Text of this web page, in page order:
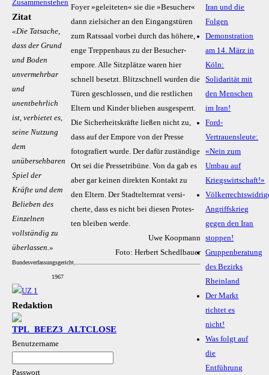
Zitat
«Die Tatsache,
dass der Grund
und Boden
unvermehrbar
und
unentbehrlich
ist, verbietet es,
seine Nutzung
dem
unübersehbaren
Spiel der
Kräfte und dem
Belieben des
Einzelnen
vollständig zu
überlassen.»
Bundesverfassungsgericht,
1967
Redaktion
Benutzername
Passwort
Foyer »gelei­teten« sie die »Besucher«
dann ziel­sicher an den Ein­gangs­tü­ren
zum Rats­saal vorbei durch das höhere,
enge Trep­pen­haus zu der Besucher­
empore. Alle Sitz­plätze waren hier
schnell besetzt. Blitz­schnell wurden die
Türen geschlos­sen, und die rest­lichen
Eltern und Kinder blieben ausge­sperrt.
Die Sicher­heits­kräfte ließen nicht zu,
dass auf der Empore von der Presse
foto­gra­fiert wurde. Der dafür zustän­dige
Ort sei die Presse­tribüne. Von da gab es
aber gar keinen direk­ten Kontakt zu
den Eltern. Der Stadt­eltern­rat versi­
cherte, dass es nicht bei diesen Protes­
ten bleiben werde.
Uwe Koopmann
Foto: Herbert Schedlbauer
Iran und die
Folgen
Demonstration
am 14. März in
Köln:
Solidarität mit
den Menschen
im Iran!
Ford-
Vertrauensleute:
«Nein zum
Umbau auf
Kriegswirtschaft!»
Angriffskrieg
gegen den Iran
stoppen!
Gruppenberatung
des Bezirks
Rheinland
Der Markt
richtet es
nicht!
Was folgt auf
die
Entführung